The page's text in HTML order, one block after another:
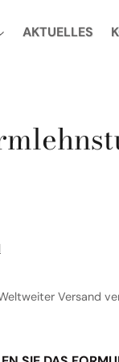
AKTUELLES
Versand